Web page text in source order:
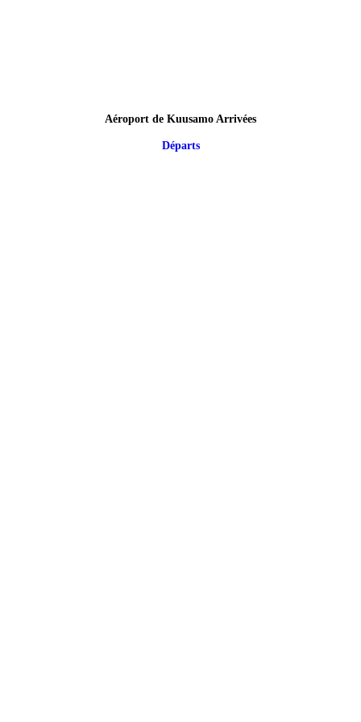
Aéroport de Kuusamo Arrivées
Départs